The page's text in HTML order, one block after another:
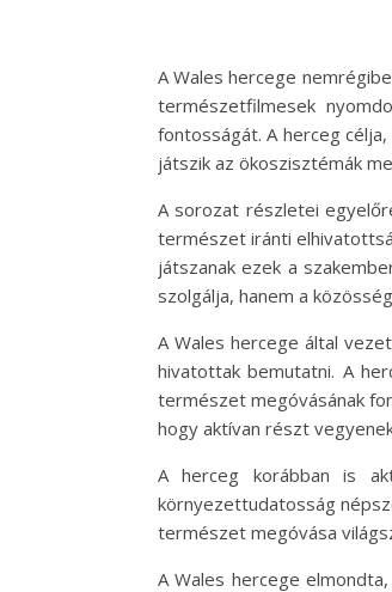
A Wales hercege
természetfilmesek
fontosságát. A herceg
játszik az ökoszisztémák
A sorozat részletei
természet iránti
játszanak ezek a
szolgálja, hanem a
A Wales hercege által
hivatottak bemutatni. A
természet megóvásának
hogy aktívan részt
A herceg korábban is
környezettudatosság
természet megóvása
A Wales hercege